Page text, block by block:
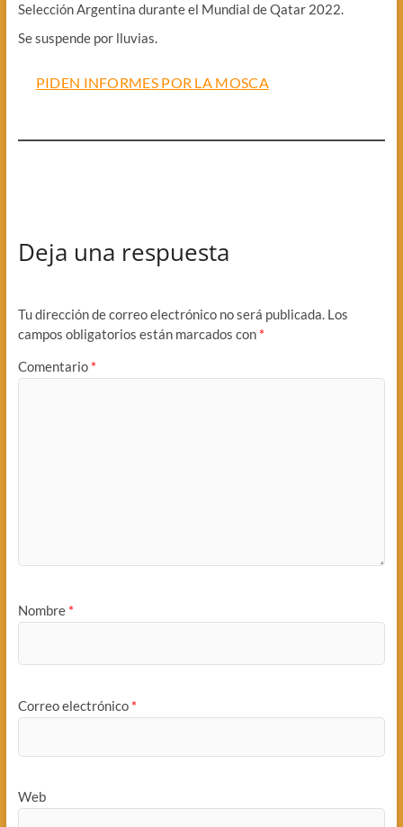
Selección Argentina durante el Mundial de Qatar 2022.
Se suspende por lluvias.
PIDEN INFORMES POR LA MOSCA
Deja una respuesta
Tu dirección de correo electrónico no será publicada. Los
campos obligatorios están marcados con *
Comentario *
Nombre *
Correo electrónico *
Web